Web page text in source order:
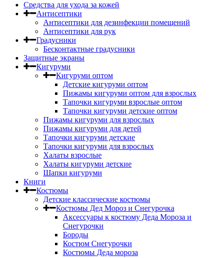
Средства для ухода за кожей
Антисептики
Антисептики для дезинфекции помещений
Антисептики для рук
Градусники
Бесконтактные градусники
Защитные экраны
Кигуруми
Кигуруми оптом
Детские кигуруми оптом
Пижамы кигуруми оптом для взрослых
Тапочки кигуруми взрослые оптом
Тапочки кигуруми детские оптом
Пижамы кигуруми для взрослых
Пижамы кигуруми для детей
Тапочки кигуруми детские
Тапочки кигуруми для взрослых
Халаты взрослые
Халаты кигуруми детские
Шапки кигуруми
Книги
Костюмы
Детские классические костюмы
Костюмы Дед Мороз и Снегурочка
Аксессуары к костюму Деда Мороза и
Снегурочки
Бороды
Костюм Снегурочки
Костюмы Деда мороза